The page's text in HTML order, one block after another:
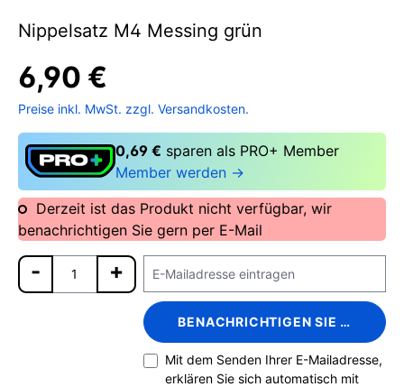
Nippelsatz M4 Messing grün
6,90 €
Preise inkl. MwSt. zzgl. Versandkosten.
0,69 € sparen als PRO+ Member
Member werden →
Derzeit ist das Produkt nicht verfügbar, wir
benachrichtigen Sie gern per E-Mail
BENACHRICHTIGEN SIE MICH
Mit dem Senden Ihrer E-Mailadresse,
erklären Sie sich automatisch mit